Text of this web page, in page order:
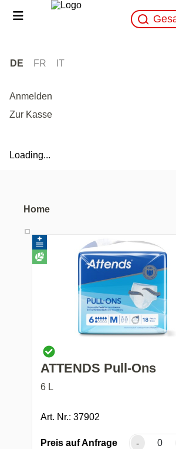
DE FR IT
Anmelden
Zur Kasse
Loading...
Home
ATTENDS Pull-Ons
6 L
Art. Nr.: 37902
Preis auf Anfrage -